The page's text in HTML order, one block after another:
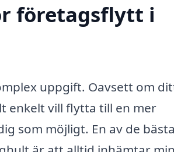
företagsflytt i
uppgift. Oavsett om
enkelt vill flytta till en mer
som möjligt. En av de bästa